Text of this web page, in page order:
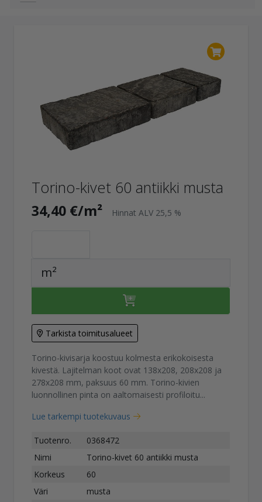
Torino-kivet 60 antiikki musta
34,40 €/m² Hinnat ALV 25,5 %
m²
Tarkista toimitusalueet
Torino-kivisarja koostuu kolmesta erikokoisesta
kivestä. Lajitelman koot ovat 138x208, 208x208 ja
278x208 mm, paksuus 60 mm. Torino-kivien
luonnollinen pinta on aaltomaisesti profiloitu...
Lue tarkempi tuotekuvaus
Tuotenro.
0368472
Nimi
Torino-kivet 60 antiikki musta
Korkeus
60
Väri
musta